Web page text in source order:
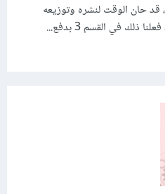
قد حان الوقت لنشره وتوزيعه
ذلك في القسم 3 بدفع...